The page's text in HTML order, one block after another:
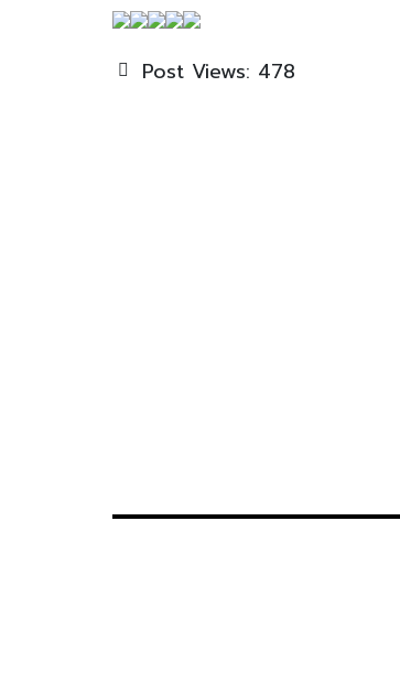
Post Views: 478